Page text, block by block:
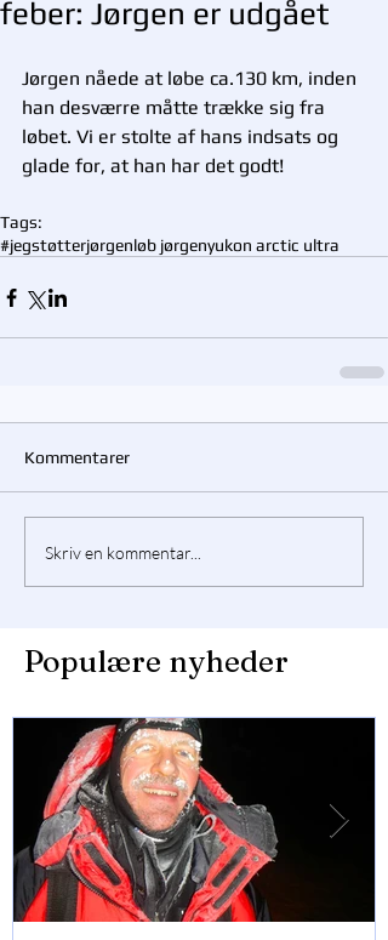
feber: Jørgen er udgået
Jørgen nåede at løbe ca.130 km, inden
han desværre måtte trække sig fra
løbet. Vi er stolte af hans indsats og
glade for, at han har det godt!
Tags:
#jegstøtterjørgenløb jørgenyukon arctic ultra
Kommentarer
Skriv en kommentar...
Populære nyheder